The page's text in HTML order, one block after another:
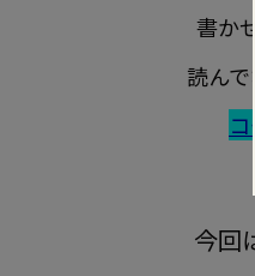
書か
読ん
今回